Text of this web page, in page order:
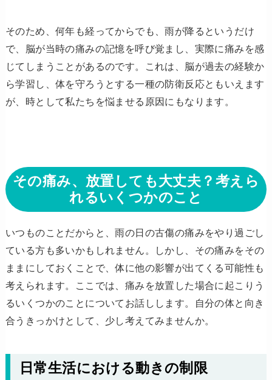
そのため、何年も経ってからでも、雨が降るというだけ
で、脳が当時の痛みの記憶を呼び覚まし、実際に痛みを感
じてしまうことがあるのです。これは、脳が過去の経験か
ら学習し、体を守ろうとする一種の防衛反応ともいえます
が、時として私たちを悩ませる原因にもなります。
その痛み、放置しても大丈夫？考えら
れるいくつかのこと
いつものことだからと、雨の日の古傷の痛みをやり過ごし
ている方も多いかもしれません。しかし、その痛みをその
ままにしておくことで、体に他の影響が出てくる可能性も
考えられます。ここでは、痛みを放置した場合に起こりう
るいくつかのことについてお話しします。自分の体と向き
合うきっかけとして、少し考えてみませんか。
日常生活における動きの制限